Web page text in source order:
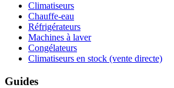
Climatiseurs
Chauffe-eau
Réfrigérateurs
Machines à laver
Congélateurs
Climatiseurs en stock (vente directe)
Guides